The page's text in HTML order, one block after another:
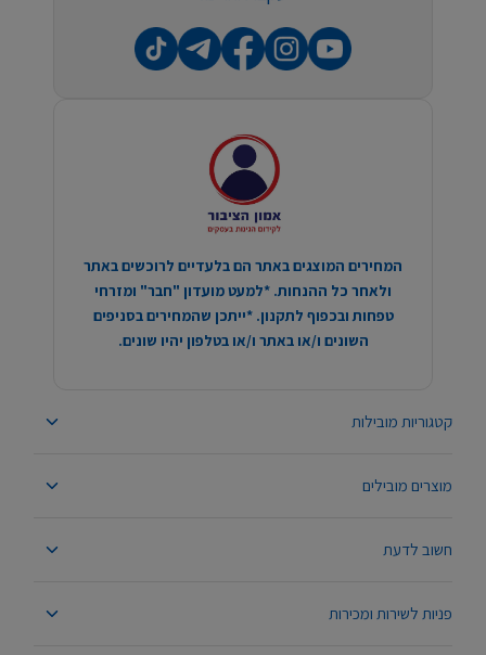
קטגוריות מובילות
מוצרים מובילים
חשוב לדעת
פניות לשירות ומכירות
המחירים המוצגים באתר הם בלעדיים לרוכשים באתר
ולאחר כל ההנחות. *למעט מועדון "חבר" ומזרחי
טפחות ובכפוף לתקנון. *ייתכן שהמחירים בסניפים
השונים ו/או באתר ו/או בטלפון יהיו שונים.